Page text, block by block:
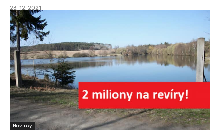
23. 12. 2021
Novinky